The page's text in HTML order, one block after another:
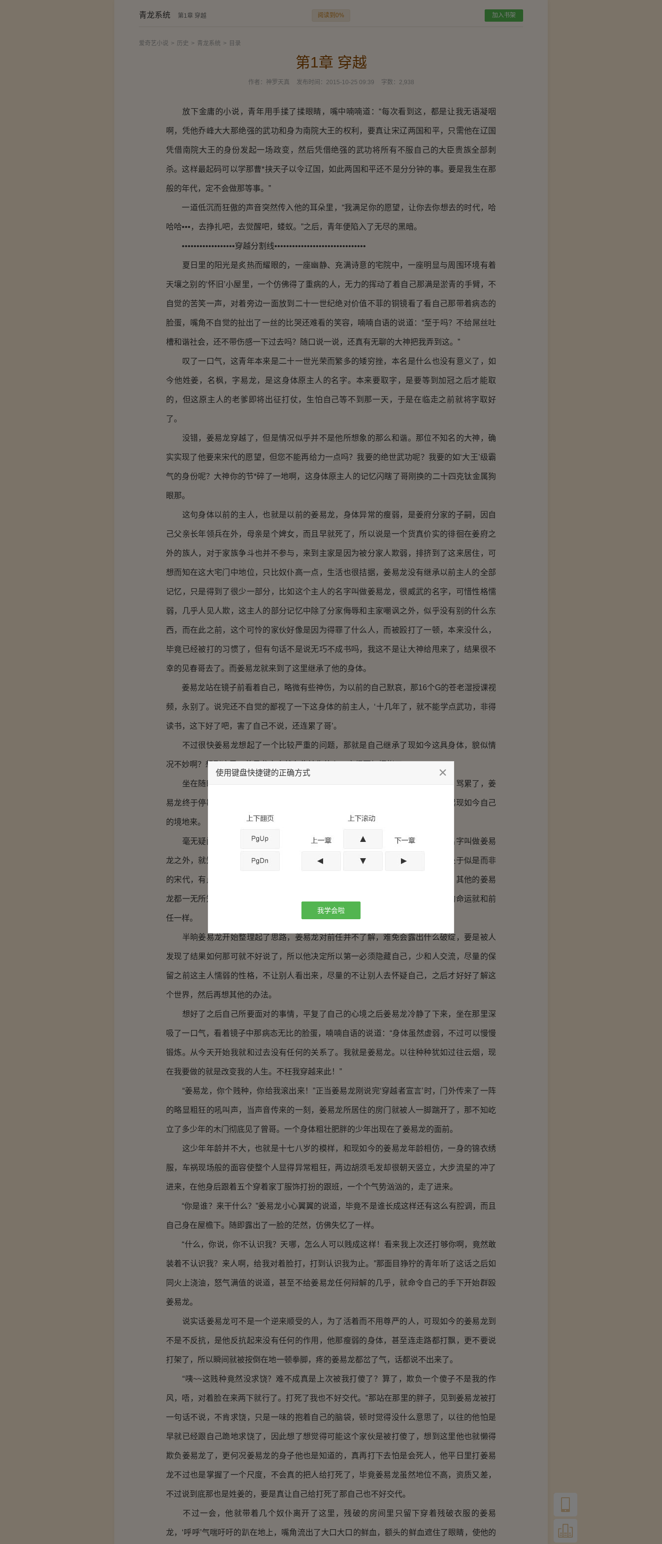
青龙系统 第1章 穿越 阅读到0% 加入书架
爱奇艺小说 > 历史 > 青龙系统 > 目录
第1章 穿越
作者： 神罗天真 发布时间： 2015-10-25 09:39 字数： 2,938
放下金庸的小说，青年用手揉了揉眼睛，嘴中喃喃道：“每次看到这，都是让我无语凝咽
啊，凭他乔峰大大那绝强的武功和身为南院大王的权利，要真让宋辽两国和平，只需他在辽国
凭借南院大王的身份发起一场政变，然后凭借绝强的武功将所有不服自己的大臣贵族全部刺
杀。这样最起码可以学那曹*挟天子以令辽国，如此两国和平还不是分分钟的事。要是我生在那
般的年代，定不会做那等事。”
一道低沉而狂傲的声音突然传入他的耳朵里，“我满足你的愿望，让你去你想去的时代，哈
哈哈•••，去挣扎吧，去觉醒吧，蝼蚁。”之后，青年便陷入了无尽的黑暗。
••••••••••••••••••穿越分割线•••••••••••••••••••••••••••••••
夏日里的阳光是炙热而耀眼的，一座幽静、充满诗意的宅院中，一座明显与周围环境有着
天壤之别的‘怀旧’小屋里，一个仿佛得了重病的人，无力的挥动了着自己那满是淤青的手臂，不
自觉的苦笑一声，对着旁边一面放到二十一世纪绝对价值不菲的铜镜看了看自己那带着病态的
脸蛋，嘴角不自觉的扯出了一丝的比哭还难看的笑容，喃喃自语的说道：“至于吗？不给屌丝吐
槽和谐社会，还不带伤感一下过去吗？随口说一说，还真有无聊的大神把我弄到这。”
叹了一口气，这青年本来是二十一世光荣而繁多的矮穷挫，本名是什么也没有意义了，如
今他姓姜，名枫，字易龙，是这身体原主人的名字。本来要取字，是要等到加冠之后才能取
的，但这原主人的老爹即将出征打仗，生怕自己等不到那一天，于是在临走之前就将字取好
了。
没错，姜易龙穿越了，但是情况似乎并不是他所想象的那么和谐。那位不知名的大神，确
实实现了他要来宋代的愿望，但您不能再给力一点吗？我要的绝世武功呢？我要的如‘大王’级霸
气的身份呢？大神你的节*碎了一地啊，这身体原主人的记忆闪瞎了哥刚换的二十四克钛金属狗
眼那。
这句身体以前的主人，也就是以前的姜易龙，身体异常的瘦弱，是姜府分家的子嗣，因自
己父亲长年领兵在外，母亲是个婢女，而且早就死了，所以说是一个货真价实的徘徊在姜府之
外的族人，对于家族争斗也并不参与，来到主家是因为被分家人欺弱，排挤到了这来居住，可
想而知在这大宅门中地位，只比奴仆高一点，生活也很拮据，姜易龙没有继承以前主人的全部
记忆，只是得到了很少一部分，比如这个主人的名字叫做姜易龙，很威武的名字，可惜性格懦
弱，几乎人见人欺，这主人的部分记忆中除了分家侮辱和主家嘲讽之外，似乎没有别的什么东
西，而在此之前，这个可怜的家伙好像是因为得罪了什么人，而被殴打了一顿，本来没什么，
毕竟已经被打的习惯了，但有句话不是说无巧不成书吗，我这不是让大神给甩来了，结果很不
幸的见春哥去了。而姜易龙就来到了这里继承了他的身体。
姜易龙站在镜子前看着自己，略微有些神伤，为以前的自己默哀，那16个G的苍老湿授课视
频，永别了。说完还不自觉的鄙视了一下这身体的前主人，‘十几年了，就不能学点武功，非得
读书，这下好了吧，害了自己不说，还连累了哥’。
不过很快姜易龙想起了一个比较严重的问题，那就是自己继承了现如今这具身体，貌似情
况不妙啊？想到这里，姜易龙本来就有些神伤的心，变得更加惆怅了。
坐在随时都在跳骑马舞的咯吱咯吱的床上看着羸弱的身体，嘟囔的骂着前任。骂累了，姜
易龙终于停歇了下来，无奈的笑一声，然后平静了下来，心中开始运转起来思考起现如今自己
的境地来。
毫无疑问，现如今的姜易龙除了知道自己穿越了这个消息和这具身体的主人名字叫做姜易
龙之外，就知道，这里是姜府，乃是，姜家现任家主，忠顺侯——姜宇的府邸。处于似是而非
的宋代，有点类似于平行世界。这里的大宋已享国运百年，同样的内忧外患不断，其他的姜易
龙都一无所知。不过可以知道的是，如果自己不想出点什么办法的话，恐怕自己的命运就和前
任一样。
半晌姜易龙开始整理起了思路，姜易龙对前任并不了解，难免会露出什么破绽，要是被人
发现了结果如何那可就不好说了，所以他决定所以第一必须隐藏自己，少和人交流，尽量的保
留之前这主人懦弱的性格，不让别人看出来，尽量的不让别人去怀疑自己，之后才好好了解这
个世界，然后再想其他的办法。
想好了之后自己所要面对的事情，平复了自己的心境之后姜易龙冷静了下来，坐在那里深
吸了一口气，看着镜子中那病态无比的脸蛋，喃喃自语的说道：“身体虽然虚弱，不过可以慢慢
锻炼。从今天开始我就和过去没有任何的关系了。我就是姜易龙。以往种种犹如过往云烟，现
在我要做的就是改变我的人生。不枉我穿越来此！”
“姜易龙，你个贱种，你给我滚出来！”正当姜易龙刚说完‘穿越者宣言’时，门外传来了一阵
的略显粗狂的吼叫声，当声音传来的一刻，姜易龙所居住的房门就被人一脚踹开了，那不知屹
立了多少年的木门彻底见了曾哥。一个身体粗壮肥胖的少年出现在了姜易龙的面前。
这少年年龄并不大，也就是十七八岁的模样，和现如今的姜易龙年龄相仿，一身的锦衣绣
服，车祸现场般的面容使整个人显得异常粗狂，两边胡须毛发却很朝天竖立，大步流星的冲了
进来，在他身后跟着五个穿着家丁服饰打扮的跟班，一个个气势汹汹的，走了进来。
“你是谁？来干什么？”姜易龙小心翼翼的说道，毕竟不是谁长成这样还有这么有腔调，而且
自己身在屋檐下。随即露出了一脸的茫然，仿佛失忆了一样。
“什么，你说，你不认识我？天哪，怎么人可以贱成这样！看来我上次还打够你啊，竟然敢
装着不认识我？来人啊，给我对着脸打，打到认识我为止。”那面目狰狞的青年听了这话之后如
同火上浇油，怒气满值的说道，甚至不给姜易龙任何辩解的几乎，就命令自己的手下开始群殴
姜易龙。
说实话姜易龙可不是一个逆来顺受的人，为了活着而不用尊严的人，可现如今的姜易龙到
不是不反抗，是他反抗起来没有任何的作用，他那瘦弱的身体，甚至连走路都打飘，更不要说
打架了，所以瞬间就被按倒在地一顿拳脚，疼的姜易龙都岔了气，话都说不出来了。
“咦~~这贱种竟然没求饶？难不成真是上次被我打傻了？算了，欺负一个傻子不是我的作
风，唔，对着脸在来两下就行了。打死了我也不好交代。”那站在那里的胖子，见到姜易龙被打
一句话不说，不肯求饶，只是一味的抱着自己的脑袋，顿时觉得没什么意思了，以往的他怕是
早就已经跟自己跪地求饶了，因此想了想觉得可能这个家伙是被打傻了，想到这里他也就懒得
欺负姜易龙了，更何况姜易龙的身子他也是知道的，真再打下去怕是会死人，他平日里打姜易
龙不过也是掌握了一个尺度，不会真的把人给打死了，毕竟姜易龙虽然地位不高，资质又差，
不过说到底那也是姓姜的，要是真让自己给打死了那自己也不好交代。
不过一会，他就带着几个奴仆离开了这里，残破的房间里只留下穿着残破衣服的姜易
龙，‘呼呼’气喘吁吁的趴在地上，嘴角流出了大口大口的鲜血，额头的鲜血遮住了眼睛，使他的
使用键盘快捷键的正确方式
我学会啦